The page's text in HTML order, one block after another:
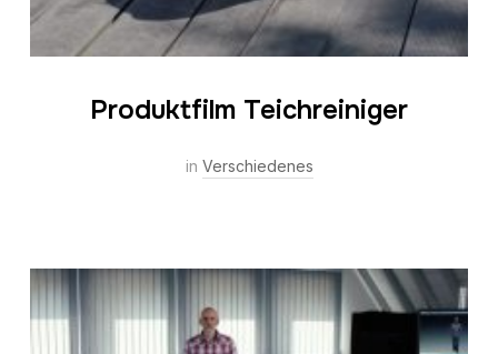
Produktfilm Teichreiniger
in Verschiedenes